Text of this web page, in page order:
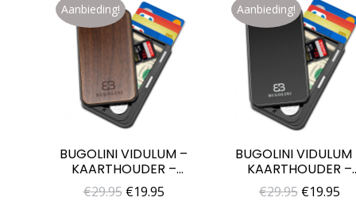
Aanbieding!
BUGOLINI VIDULUM –
KAARTHOUDER –
WALNOOTHOUT + PC-
HOESJE –
€29.95 Oorspronkelijke
€19.95Huidige
Aanbieding!
BUGOLINI
KAARTHOUDER –
ZWART – METALEN
BEHUIZING – RFID-
€29.95 €19.95